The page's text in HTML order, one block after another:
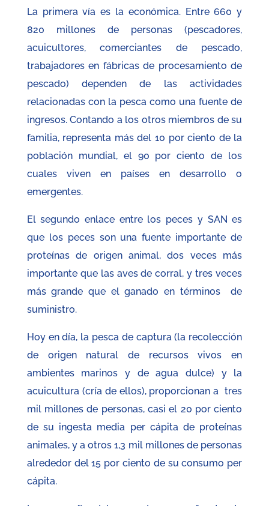
La primera vía es la económica. Entre 660 y
820 millones de personas (pescadores,
acuicultores, comerciantes de pescado,
trabajadores en fábricas de procesamiento de
pescado) dependen de las actividades
relacionadas con la pesca como una fuente de
ingresos. Contando a los otros miembros de su
familia, representa más del 10 por ciento de la
población mundial, el 90 por ciento de los
cuales viven en países en desarrollo o
emergentes.
El segundo enlace entre los peces y SAN es
que los peces son una fuente importante de
proteínas de origen animal, dos veces más
importante que las aves de corral, y tres veces
más grande que el ganado en términos de
suministro.
Hoy en día, la pesca de captura (la recolección
de origen natural de recursos vivos en
ambientes marinos y de agua dulce) y la
acuicultura (cría de ellos), proporcionan a tres
mil millones de personas, casi el 20 por ciento
de su ingesta media per cápita de proteínas
animales, y a otros 1,3 mil millones de personas
alrededor del 15 por ciento de su consumo per
cápita.